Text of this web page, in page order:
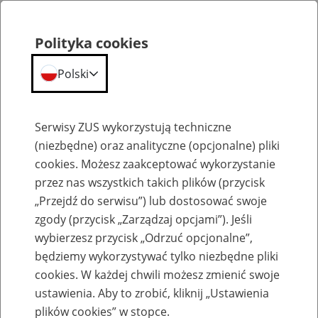
Emerytury
Baza zlikwidowanych lub
przekształconych zakładów pracy
Polityka cookies
Polski
Serwisy ZUS wykorzystują techniczne
(niezbędne) oraz analityczne (opcjonalne) pliki
cookies. Możesz zaakceptować wykorzystanie
przez nas wszystkich takich plików (przycisk
„Przejdź do serwisu”) lub dostosować swoje
zgody (przycisk „Zarządzaj opcjami”). Jeśli
wybierzesz przycisk „Odrzuć opcjonalne”,
będziemy wykorzystywać tylko niezbędne pliki
cookies. W każdej chwili możesz zmienić swoje
ustawienia. Aby to zrobić, kliknij „Ustawienia
plików cookies” w stopce.